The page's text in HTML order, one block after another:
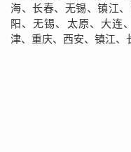
海、长春、无锡、镇江
阳、无锡、太原、大连
津、重庆、西安、镇江、